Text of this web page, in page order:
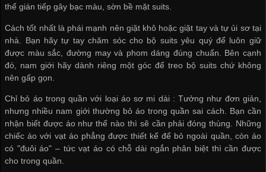
thể gián tiếp gây bạc màu, sờn bề mặt suits.
Cách tốt nhất là phái mạnh nên giặt khô hoặc giặt tay và tự ủi sơ tại
nhà. Bạn hãy tự tay chăm sóc cho bộ suits yêu quý để luôn giữ
được màu sắc, đường may và phom dáng đúng chuẩn. Bên cạnh
đó, nam giới hãy dành riêng một góc để treo bộ suits chứ không
nên gấp gọn.
Chỉ bỏ áo trong quần với loại áo sơ mi dài : Tưởng như đơn giản,
nhưng nhiều nam giới thường bỏ áo trong quần sai cách. Bạn cần
nhận biết được áo như thế nào thì sẽ cần phải đóng thùng. Những
chiếc áo với vạt áo phẳng được thiết kế để bỏ ngoài quần, còn áo
có "đuôi áo" – tức vạt áo có chỗ dài ngắn phân biệt thì cần được
cho trong quần.